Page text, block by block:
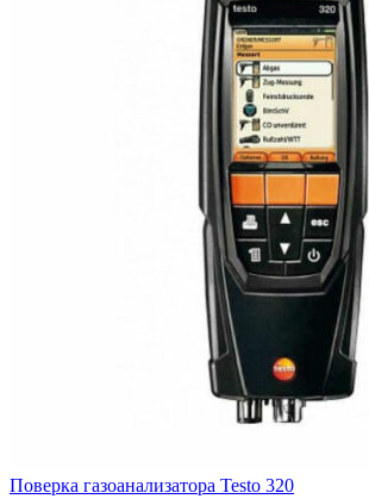
Поверка газоанализатора Testo 320